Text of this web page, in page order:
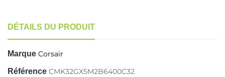
DÉTAILS DU PRODUIT
Marque Corsair
Référence CMK32GX5M2B6400C32